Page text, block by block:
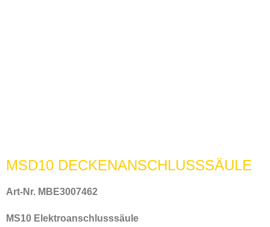
MSD10 DECKENANSCHLUSSSÄULE
Art-Nr. MBE3007462
MS10 Elektroanschlusssäule